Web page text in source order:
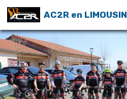
AC2R en LIMOUSIN